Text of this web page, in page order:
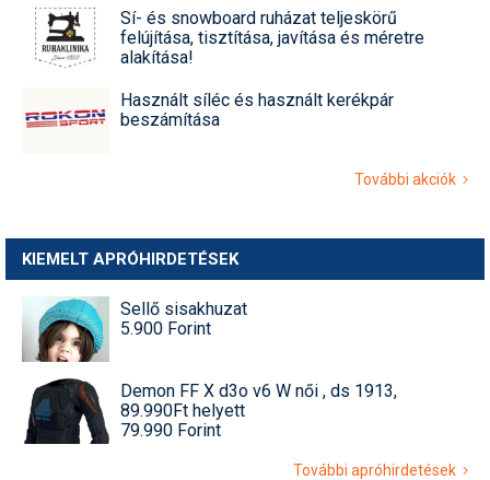
Sí- és snowboard ruházat teljeskörű
felújítása, tisztítása, javítása és méretre
alakítása!
Használt síléc és használt kerékpár
beszámítása
További akciók
KIEMELT APRÓHIRDETÉSEK
Sellő sisakhuzat
5.900 Forint
Demon FF X d3o v6 W női , ds 1913,
89.990Ft helyett
79.990 Forint
További apróhirdetések